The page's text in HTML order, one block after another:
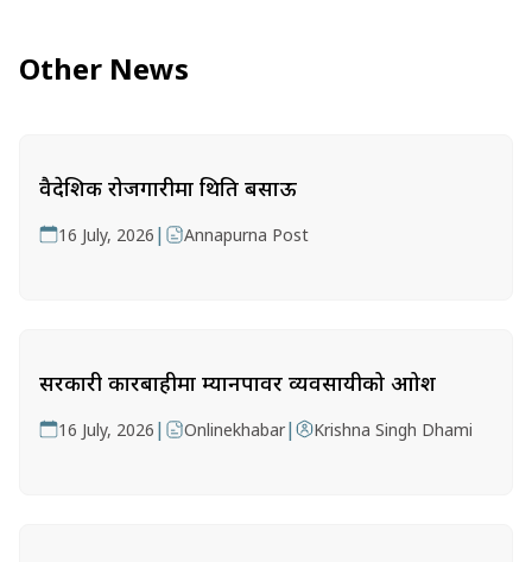
Other News
वैदेशिक रोजगारीमा थिति बसाऊ
16 July, 2026 | Annapurna Post
सरकारी कारबाहीमा म्यानपावर व्यवसायीको आक्रोश
16 July, 2026 | Onlinekhabar| Krishna Singh Dhami